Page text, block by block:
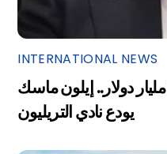
INTERNATIONAL NEWS
بعد خسارة أكثر من 600 مليار دولار.. إيلون ماسك
يودع نادي التريليون